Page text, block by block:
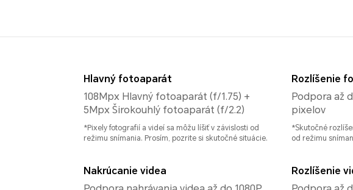
Hlavný fotoaparát
108Mpx Hlavný fotoaparát (f/1.75) +
5Mpx Širokouhlý fotoaparát (f/2.2)
*Pixely fotografií a videí sa môžu líšiť v závislosti od
režimu snímania. Prosím, pozrite si skutočné situácie.
Nakrúcanie videa
Rozlíšenie
Podpora až
pixelov
*Skutočné
od režimu
Rozlíšenie